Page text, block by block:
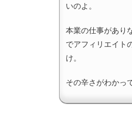
いのよ。
本業の仕事があり
でアフィリエイト
け。
その辛さがわかっ